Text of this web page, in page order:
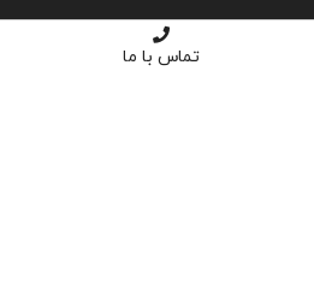
تماس با ما